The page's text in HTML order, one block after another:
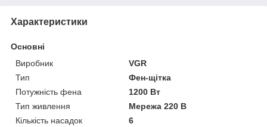
Характеристики
Основні
Виробник
VGR
Тип
Фен-щітка
Потужність фена
1200 Вт
Тип живлення
Мережа 220 В
Кількість насадок
6